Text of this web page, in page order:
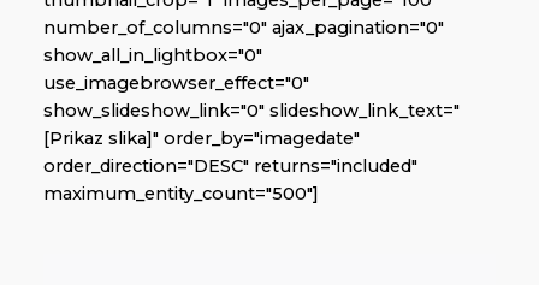
number_of_columns="0" ajax_pagination="0"
show_all_in_lightbox="0"
use_imagebrowser_effect="0"
show_slideshow_link="0" slideshow_link_text="
[Prikaz slika]" order_by="imagedate"
order_direction="DESC" returns="included"
maximum_entity_count="500"]